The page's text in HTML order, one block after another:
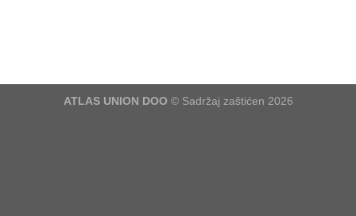
ATLAS UNION DOO © Sadržaj zaštićen 2026